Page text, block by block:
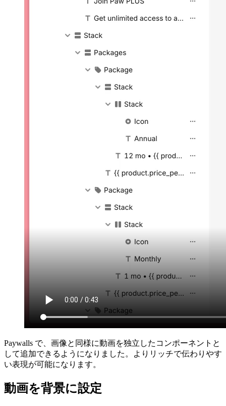
Paywalls で、画像と同様に動画を独立したコンポーネントと
して追加できるようになりました。よりリッチで伝わりやす
い表現が可能になります。
動画を背景に設定